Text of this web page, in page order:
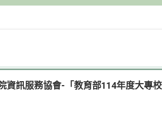
資訊服務協會-「教育部114年度大專